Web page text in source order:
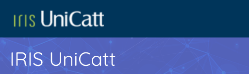
IRIS UniCatt